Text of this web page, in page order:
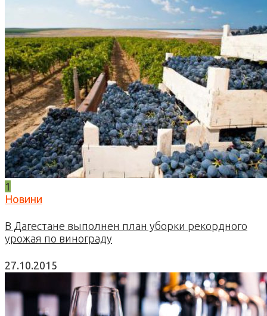
1
Новини
В Дагестане выполнен план уборки рекордного
урожая по винограду
27.10.2015